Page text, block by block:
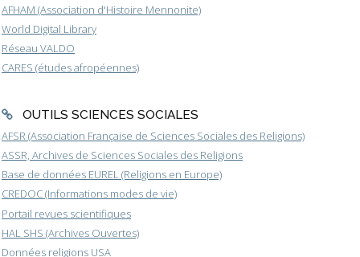
AFHAM (Association d'Histoire Mennonite)
World Digital Library
Réseau VALDO
CARES (études afropéennes)
OUTILS SCIENCES SOCIALES
AFSR (Association Française de Sciences Sociales des Religions)
ASSR, Archives de Sciences Sociales des Religions
Base de données EUREL (Religions en Europe)
CREDOC (Informations modes de vie)
Portail revues scientifiques
HAL SHS (Archives Ouvertes)
Données religions USA